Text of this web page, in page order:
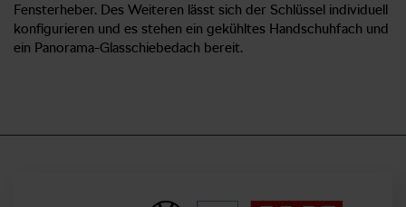
Fensterheber. Des Weiteren lässt sich der Schlüssel individuell
konfigurieren und es stehen ein gekühltes Handschuhfach und
ein Panorama-Glasschiebedach bereit.